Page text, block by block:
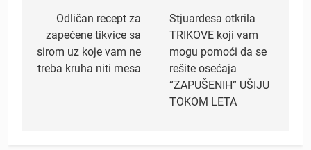
navigation
Odličan recept za
zapečene tikvice sa
sirom uz koje vam ne
treba kruha niti mesa
Stjuardesa otkrila
TRIKOVE koji vam
mogu pomoći da se
rešite osećaja
“ZAPUŠENIH” UŠIJU
TOKOM LETA